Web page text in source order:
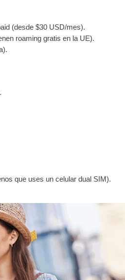
(desde $30 USD/mes).
roaming gratis en la UE).
que uses un celular dual SIM).